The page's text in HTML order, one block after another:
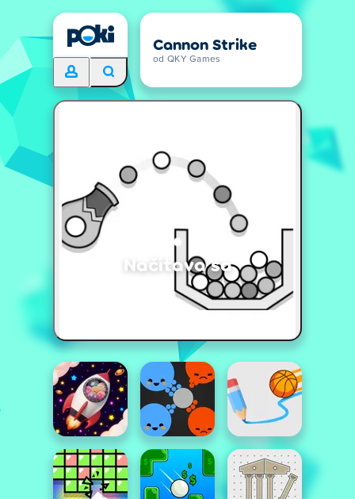
Cannon Strike
od QKY Games
Načítava sa